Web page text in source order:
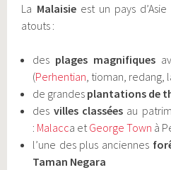
La Malaisieest un pays
atouts :
des plages magnifiques
(Perhentian , tioman, redang,
de grandes plantations de
des villes classées au
: Malacca et George Town à
l’une des plus anciennes
Taman Negara